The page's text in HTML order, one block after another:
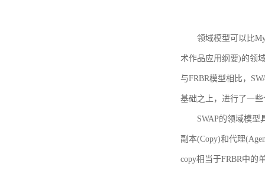
领域模型可以比
术作品应用纲要)的领
与FRBR模型相比，
基础之上，进行了一
SWAP的领域模型
副本(Copy)和代理
copy相当于FRBR中的